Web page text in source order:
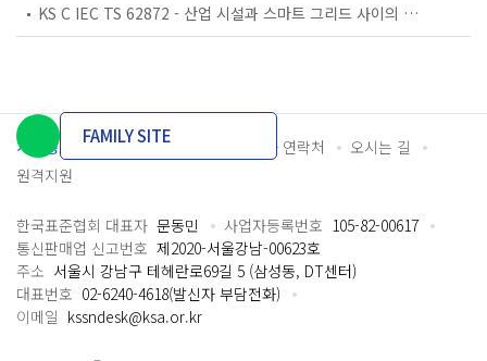
KS C IEC TS 62872 - 산업 시설과 스마트 그리드 사이의 산업 공정 측정, 제어 및 자동화 시스템 인터페이스
개인정보처리방침 이용약관 담당자 연락처
오시는 길
원격지원
FAMILY SITE
한국표준협회 대표자 문동민 사업자등록번호 105-82-00617
통신판매업 신고번호 제2020-서울강남-00623호
주소 서울시 강남구 테헤란로69길 5 (삼성동, DT센터)
대표번호 02-6240-4618(발신자 부담전화)
이메일 kssndesk@ksa.or.kr